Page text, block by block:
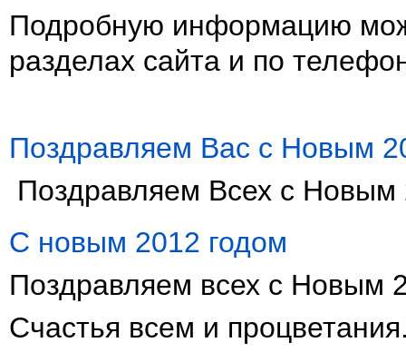
Подробную информацию
разделах сайта и по
Поздравляем Вас с Новым
Поздравляем Всех с Новым
С новым 2012 годом
Поздравляем всех с Новым
Счастья всем и